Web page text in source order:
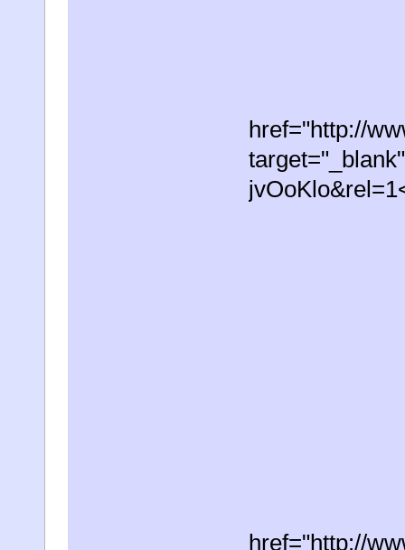
href="http://
href="http://